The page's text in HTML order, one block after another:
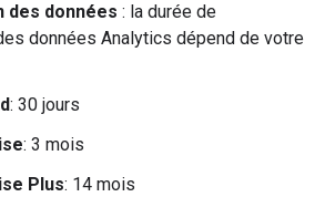
des données : la durée de
données Analytics dépend de votre
: 30 jours
: 3 mois
Plus: 14 mois